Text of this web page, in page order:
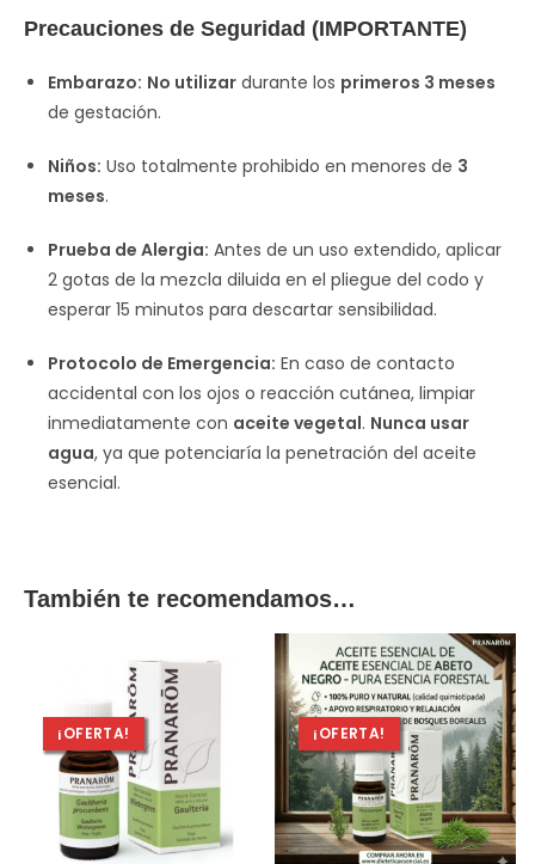
Precauciones de Seguridad (IMPORTANTE)
Embarazo: No utilizar durante los primeros 3 meses
de gestación.
Niños: Uso totalmente prohibido en menores de 3
meses.
Prueba de Alergia: Antes de un uso extendido, aplicar
2 gotas de la mezcla diluida en el pliegue del codo y
esperar 15 minutos para descartar sensibilidad.
Protocolo de Emergencia: En caso de contacto
accidental con los ojos o reacción cutánea, limpiar
inmediatamente con aceite vegetal. Nunca usar
agua, ya que potenciaría la penetración del aceite
esencial.
También te recomendamos…
¡OFERTA! ¡OFERTA!